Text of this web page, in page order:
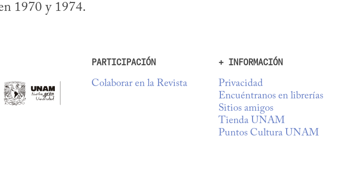
1970 y 1974.
PARTICIPACIÓN
Colaborar en la Revista
+ INFORMACIÓN
Privacidad
Encuéntranos en librerías
Sitios amigos
Tienda UNAM
Puntos Cultura UNAM